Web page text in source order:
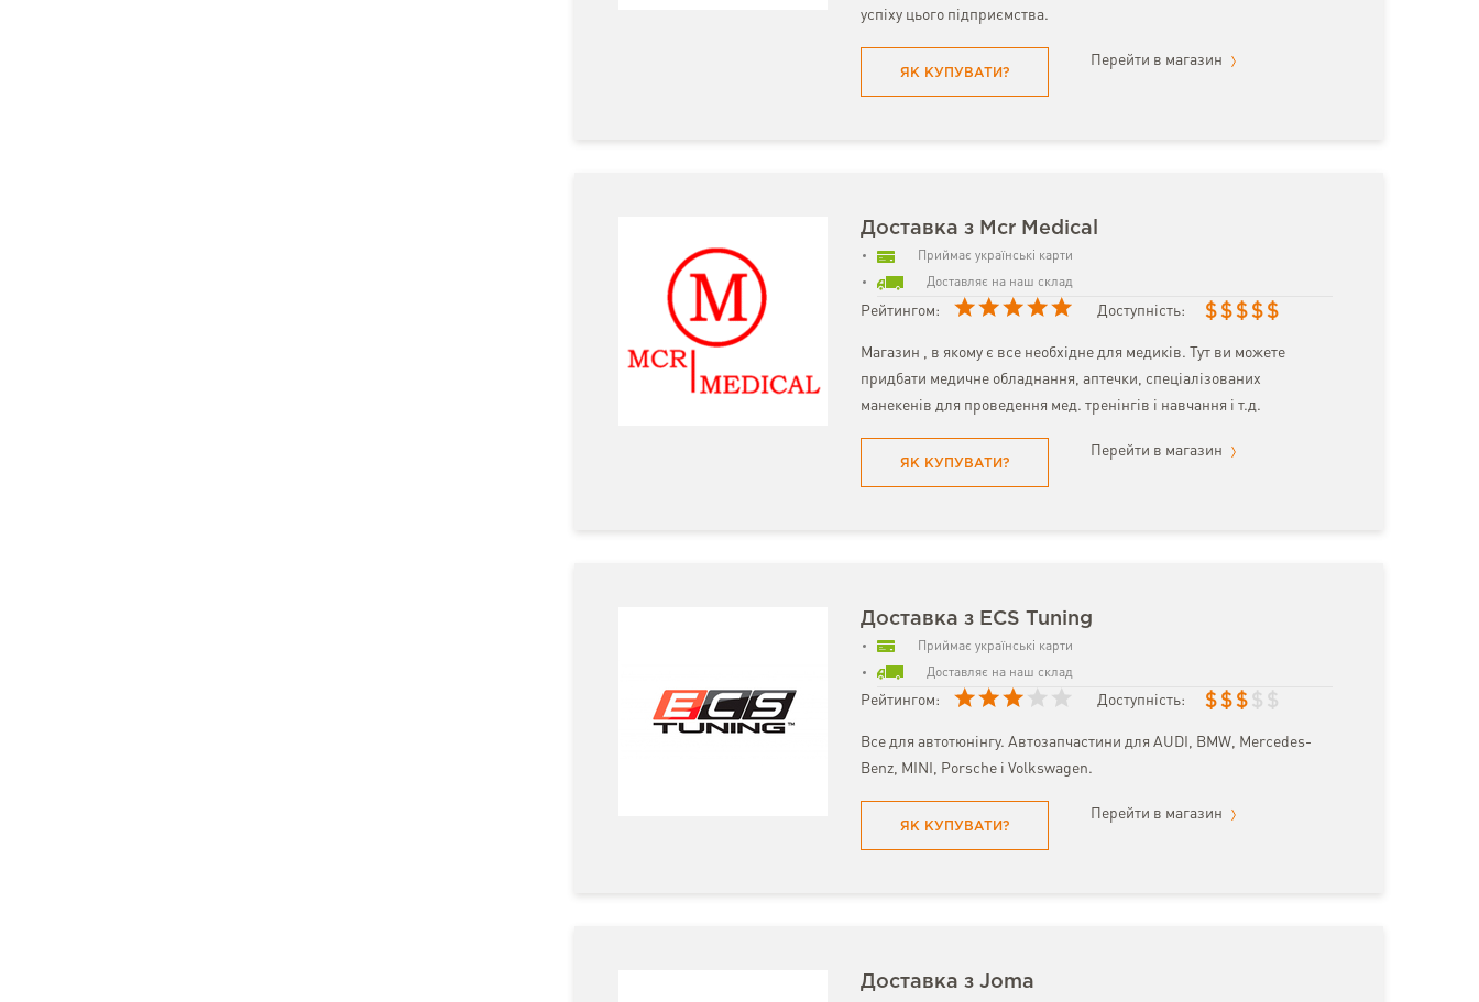
успіху цього підприємства.
ЯК КУПУВАТИ?
Перейти в магазин
Доставка з Mcr Medical
Приймає українські карти
Доставляє на наш склад
Рейтингом: Доступність: $ $ $ $ $
Магазин , в якому є все необхідне для медиків. Тут ви можете
придбати медичне обладнання, аптечки, спеціалізованих
манекенів для проведення мед. тренінгів і навчання і т.д.
ЯК КУПУВАТИ?
Перейти в магазин
Доставка з ECS Tuning
Приймає українські карти
Доставляє на наш склад
Рейтингом: Доступність: $ $ $ $ $
Все для автотюнінгу. Автозапчастини для AUDI, BMW, Mercedes-
Benz, MINI, Porsche і Volkswagen.
ЯК КУПУВАТИ?
Перейти в магазин
Доставка з Joma